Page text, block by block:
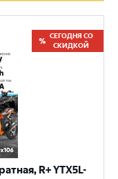
СЕГОДНЯ СО
СКИДКОЙ
R+ YTX5L-